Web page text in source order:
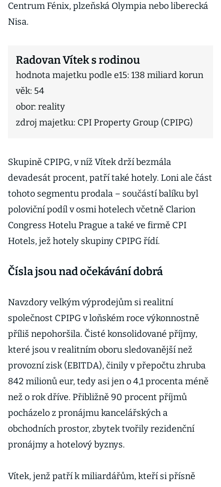
Centrum Fénix, plzeňská Olympia nebo liberecká
Nisa.
Radovan Vítek s rodinou
hodnota majetku podle e15: 138 miliard korun
věk: 54
obor: reality
zdroj majetku: CPI Property Group (CPIPG)
Skupině CPIPG, v níž Vítek drží bezmála
devadesát procent, patří také hotely. Loni ale část
tohoto segmentu prodala – součástí balíku byl
poloviční podíl v osmi hotelech včetně Clarion
Congress Hotelu Prague a také ve firmě CPI
Hotels, jež hotely skupiny CPIPG řídí.
Čísla jsou nad očekávání dobrá
Navzdory velkým výprodejům si rea­litní
společnost CPIPG v loňském roce výkonnostně
příliš nepohoršila. Čisté konsolidované příjmy,
které jsou v realitním oboru sledovanější než
provozní zisk (EBITDA), činily v přepočtu zhruba
842 milionů eur, tedy asi jen o 4,1 procenta méně
než o rok dříve. Přibližně 90 procent příjmů
pocházelo z pronájmu kancelářských a
obchodních prostor, zbytek tvořily rezidenční
pronájmy a hotelový byznys.
Vítek, jenž patří k miliardářům, kteří si přísně